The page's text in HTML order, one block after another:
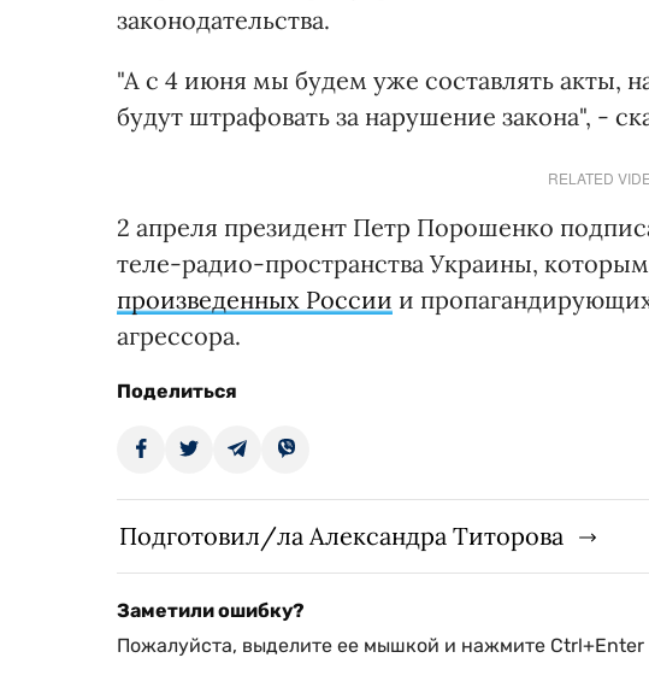
законодательства.
"А с 4 июня мы будем уже составлять акты,
будут штрафовать за нарушение закона", -
RELATED
2 апреля президент Петр Порошенко
теле-радио-пространства Украины,
произведенных России и
агрессора.
Поделиться
Подготовил/ла Александра Титорова
Заметили ошибку?
Пожалуйста, выделите ее мышкой и нажмите Ctrl+Enter